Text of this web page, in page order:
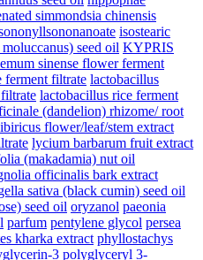
simmondsia chinensis
isostearic
seed oil KYPRIS
sinense flower ferment
ferment filtrate lactobacillus
lactobacillus rice ferment
(dandelion) rhizome/ root
flower/leaf/stem extract
lycium barbarum fruit extract
(makadamia) nut oil
officinalis bark extract
sativa (black cumin) seed oil
seed oil oryzanol paeonia
parfum pentylene glycol persea
kharka extract phyllostachys
3 polyglyceryl 3-